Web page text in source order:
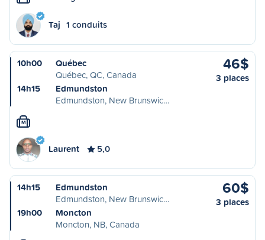
Taj 1 conduits
10h00
Québec
Québec, QC, Canada
14h15
Edmundston
Edmundston, New Brunswic…
46$
3 places
M
Laurent 5,0
14h15
Edmundston
Edmundston, New Brunswic…
19h00
Moncton
Moncton, NB, Canada
60$
3 places